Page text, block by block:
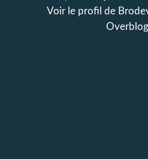
Voir le profil de
Overblog